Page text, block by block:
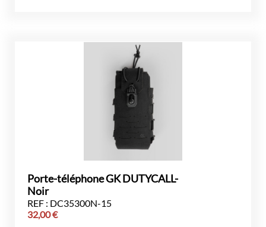
Porte-téléphone GK DUTYCALL-
Noir
REF : DC35300N-15
32,00€